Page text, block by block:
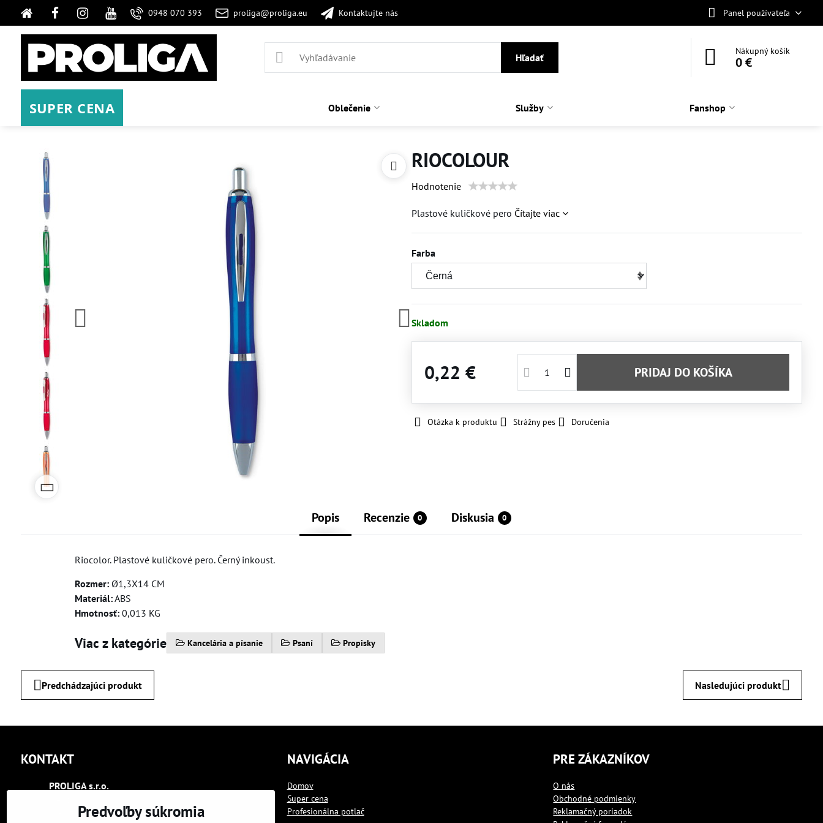
0948 070 393 proliga@proliga.eu Kontaktujte nás Panel používateľa
Hľadať
Nákupný košík
0 €
SUPER CENA Oblečenie Služby Fanshop
RIOCOLOUR
Hodnotenie
Plastové kuličkové pero Čítajte viac
Farba
Skladom
0,22 € PRIDAJ DO KOŠÍKA
Otázka k produktu Strážny pes Doručenia
Popis Recenzie 0 Diskusia 0
Riocolor. Plastové kuličkové pero. Černý inkoust.
Rozmer:Ø1,3X14 CM
Materiál:ABS
Hmotnosť:0,013 KG
Viac z kategórie Kancelária a písanie Psaní Propisky
Predchádzajúci produkt Nasledujúci produkt
KONTAKT
PROLIGA s​.r​.o​.
Kasárenská 2404
NAVIGÁCIA
Domov
Super cena
Profesionálna potlač
PRE ZÁKAZNÍKOV
O nás
Obchodné podmienky
Reklamačný poriadok
Predvoľby súkromia